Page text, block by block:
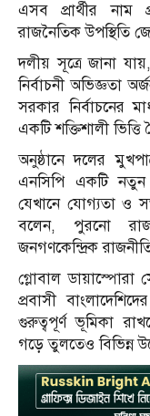
এসব প্রার্থীর নাম
রাজনৈতিক উপস্থিতি
দলীয় সূত্রে জানা
নির্বাচনী অভিজ্ঞতা
সরকার নির্বাচনের
একটি শক্তিশালী
অনুষ্ঠানে দলের
এনসিপি একটি
যেখানে যোগ্যতা ও
বলেন, পুরনো
জনগণকেন্দ্রিক
গ্লোবাল ডায়াস্পোরা
প্রবাসী
গুরুত্বপূর্ণ ভূমিকা
গড়ে তুলতেও বিভিন্ন